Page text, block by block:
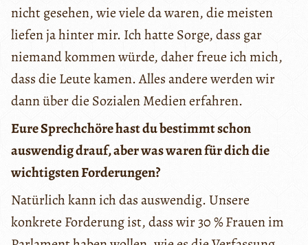
nicht gesehen, wie viele da waren, die meisten
liefen ja hinter mir. Ich hatte Sorge, dass gar
niemand kommen würde, daher freue ich mich,
dass die Leute kamen. Alles andere werden wir
dann über die Sozialen Medien erfahren.
Eure Sprechchöre hast du bestimmt schon
auswendig drauf, aber was waren für dich die
wichtigsten Forderungen?
Natürlich kann ich das auswendig. Unsere
konkrete Forderung ist, dass wir 30 % Frauen im